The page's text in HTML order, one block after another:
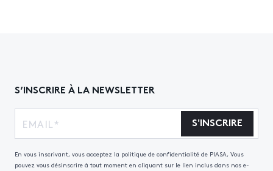
S’INSCRIRE À LA NEWSLETTER
S'INSCRIRE
En vous inscrivant, vous acceptez la politique de confidentialité de PIASA, Vous
pouvez vous désinscrire à tout moment en cliquant sur le lien inclus dans nos e-